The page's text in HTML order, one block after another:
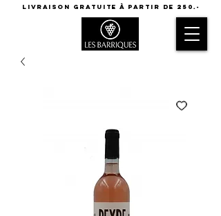
LIVRAISON GRATUITE à partir de 250.-